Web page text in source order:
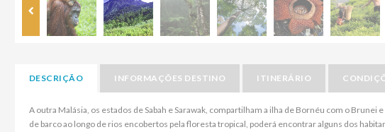
DESCRIÇÃO INFORMAÇÕES DESTINO ITINERÁRIO
A outra Malásia, os estados de Sabah e Sarawak, compartilham a ilha de Bornéu com o Brunei
de barco ao longo de rios encobertos pela floresta tropical, poderá encontrar alguns dos